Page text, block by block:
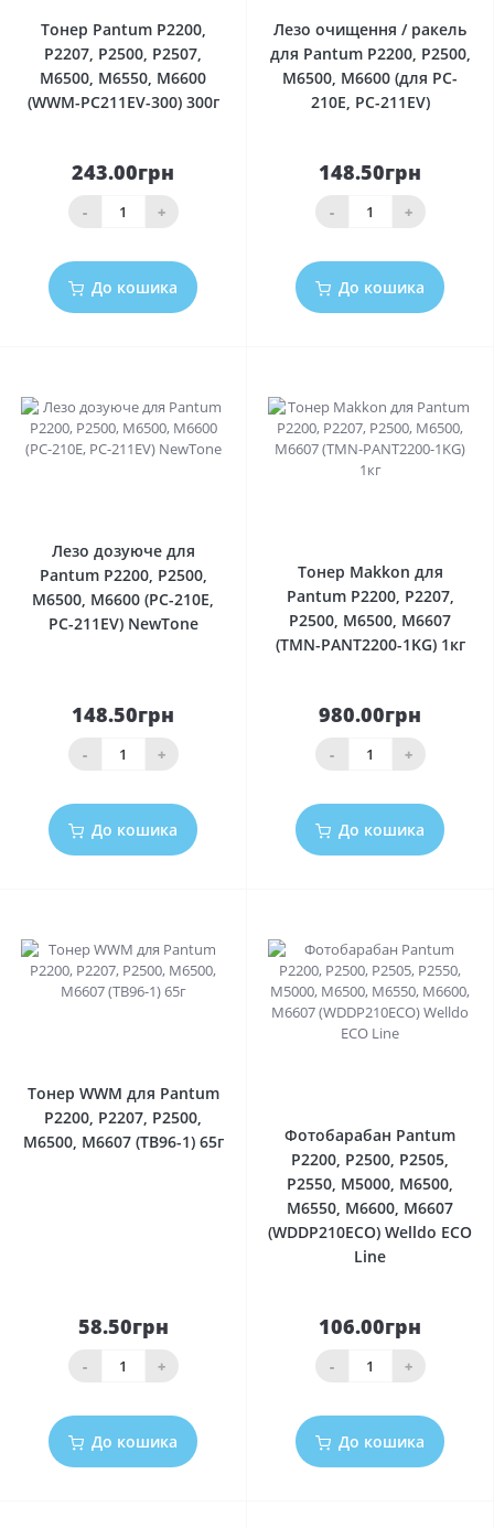
Тонер Pantum P2200,
P2207, P2500, P2507,
M6500, M6550, M6600
(WWM-PC211EV-300) 300г
243.00грн
- +
До кошика
Лезо очищення / ракель
для Pantum P2200, P2500,
M6500, M6600 (для PC-
210E, PC-211EV)
148.50грн
- +
До кошика
Лезо дозуюче для
Pantum P2200, P2500,
M6500, M6600 (PC-210E,
PC-211EV) NewTone
148.50грн
- +
До кошика
Тонер Makkon для
Pantum P2200, P2207,
P2500, M6500, M6607
(TMN-PANT2200-1KG) 1кг
980.00грн
- +
До кошика
Тонер WWM для Pantum
P2200, P2207, P2500,
M6500, M6607 (TB96-1) 65г
58.50грн
- +
До кошика
Фотобарабан Pantum
P2200, P2500, P2505,
P2550, M5000, M6500,
M6550, M6600, M6607
(WDDP210ECO) Welldo ECO
Line
106.00грн
- +
До кошика